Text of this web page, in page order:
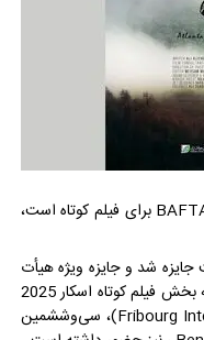
جشنواره بین‌المللی اسکار کوالیفای AFI FEST ، که همچنین یک جشنواره مقدماتی BIFA و BAFTA برای فیلم کوتاه است،
جایزه شد و جایزه ویژه هیأت
داوران را در بخش ملی و جایزه بزرگ این دوره از جشنواره در بخش بین‌الملل دریافت کرد و به بخش فیلم کوتاه اسکار 2025
راه یافت. این فیلم در سی‌و‌هشتمین جشنواره فرایبورگ سوئیس (Fribourg International Film Festival)، سی‌وششمین